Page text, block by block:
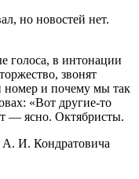
но новостей нет.
голоса, в интонации
звонят
номер и почему мы так
«Вот другие-то
— ясно. Октябристы.
И. Кондратовича